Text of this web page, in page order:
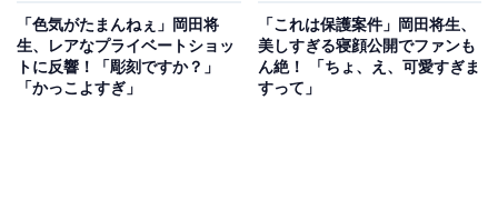
「色気がたまんねぇ」岡田将
生、レアなプライベートショッ
トに反響！「彫刻ですか？」
「かっこよすぎ」
「これは保護案件」岡田将生、
美しすぎる寝顔公開でファンも
ん絶！ 「ちょ、え、可愛すぎま
すって」